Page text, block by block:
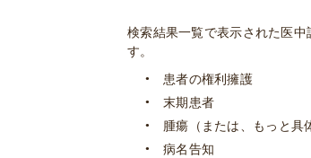
検索結果一覧で表示された医
す。
患者の権利擁護
末期患者
腫瘍（または、もっと具
病名告知